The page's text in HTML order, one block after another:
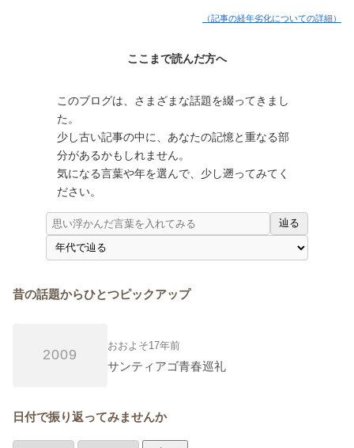
（記事の経年劣化についての詳細）
ここまで読んだ方へ
このブログは、さまざまな話題を綴ってきまし
た。
少し古い記事の中に、あなたの記憶と重なる部
分があるかもしれません。
気になる言葉や年を選んで、少し遡ってみてく
ださい。
辿る
昔の話題からひとつピックアップ
2009
おおよそ17年前
サンティアゴ青春巡礼
日付で振り返ってみませんか